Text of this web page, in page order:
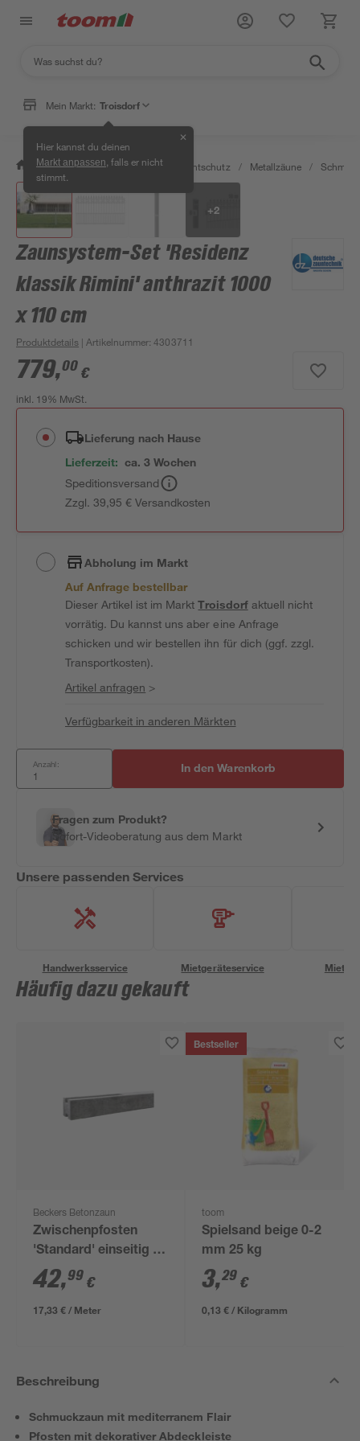
Mein Markt: Troisdorf
Hier kannst du deinen
Markt anpassen , falls er nicht
stimmt.
✕
/ Garten & Freizeit / Zäune & Sichtschutz / Metallzäune /
+2
Zaunsystem-Set 'Residenz
klassik Rimini' anthrazit 1000
x 110 cm
Produktdetails | Artikelnummer:4303711
779,00 €
inkl. 19% MwSt.
Lieferung nach Hause
Lieferzeit: ca. 3 Wochen
Speditionsversand
Zzgl. 39,95 € Versandkosten
Abholung im Markt
Auf Anfrage bestellbar
Dieser Artikel ist im MarktTroisdorfaktuell nicht
vorrätig. Du kannst uns aber eine Anfrage
schicken und wir bestellen ihn für dich (ggf. zzgl.
Transportkosten).
Artikel anfragen >
Verfügbarkeit in anderen Märkten
Anzahl: In den Warenkorb
Fragen zum Produkt?
Sofort-Videoberatung aus dem Markt
Unsere passenden Services
Handwerksservice Mietgeräteservice
Häufig dazu gekauft
Beckers Betonzaun
Zwischenpfosten
'Standard' einseitig 11
x 11 x 248 cm grau
42,99 €
17,33 € / Meter
Bestseller
toom
Spielsand beige 0-2
mm 25 kg
3,29 €
0,13 € / Kilogramm
Beschreibung
Schmuckzaun mit mediterranem Flair
Pfosten mit dekorativer Abdeckleiste